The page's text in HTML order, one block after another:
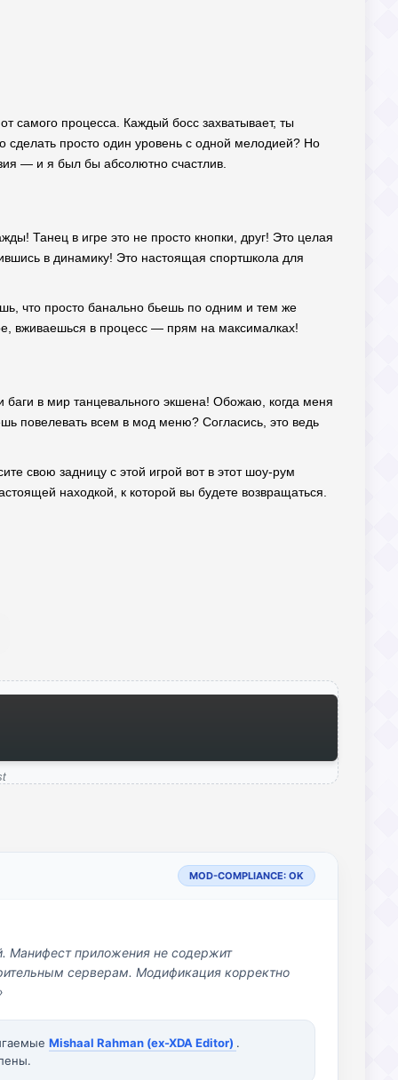
процесса. Каждый босс захватывает, ты
сделать просто один уровень с одной мелодией? Но
— и я был бы абсолютно счастлив.
Танец в игре это не просто кнопки, друг! Это целая
в динамику! Это настоящая спортшкола для
что просто банально бьешь по одним и тем же
вживаешься в процесс — прям на максималках!
в мир танцевального экшена! Обожаю, когда меня
повелевать всем в мод меню? Согласись, это ведь
свою задницу с этой игрой вот в этот шоу-рум
находкой, к которой вы будете возвращаться.
MOD-COMPLIANCE: OK
Манифест приложения не содержит
серверам. Модификация корректно
Mishaal Rahman (ex-XDA Editor) .